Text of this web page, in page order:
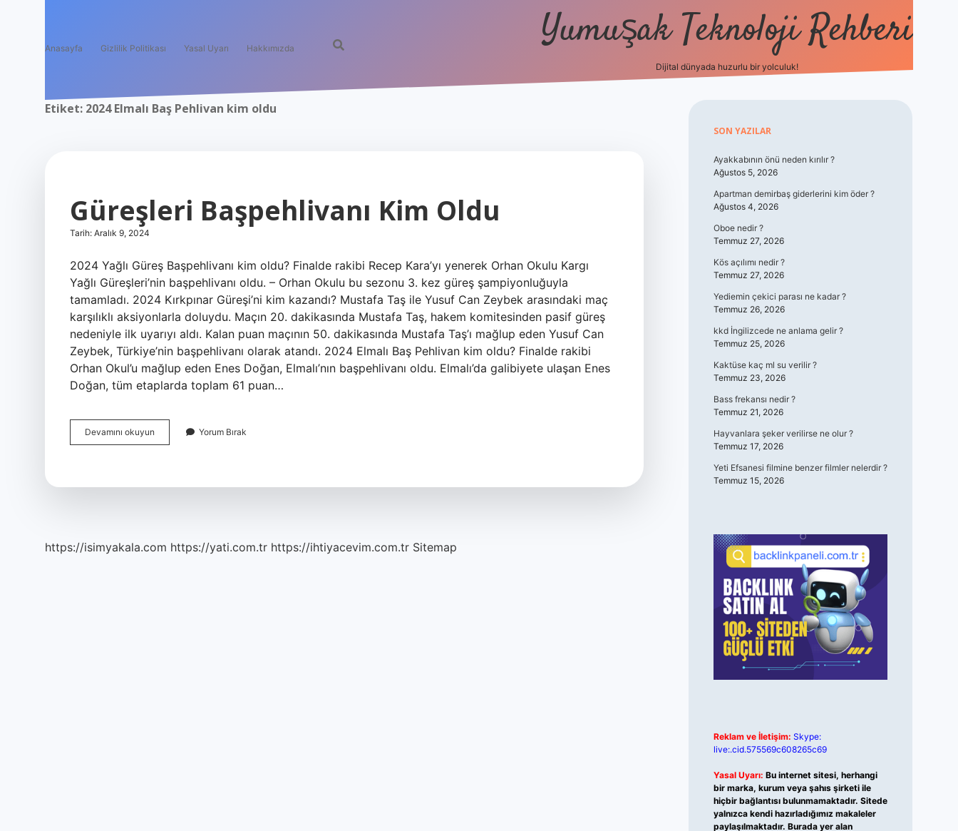
Anasayfa Gizlilik Politikası Yasal Uyarı Hakkımızda Yumuşak Teknoloji Rehberi
Dijital dünyada huzurlu bir yolculuk!
Etiket: 2024 Elmalı Baş Pehlivan kim oldu
Güreşleri Başpehlivanı Kim Oldu
Tarih: Aralık 9, 2024
2024 Yağlı Güreş Başpehlivanı kim oldu? Finalde rakibi Recep Kara’yı yenerek Orhan Okulu Kargı
Yağlı Güreşleri’nin başpehlivanı oldu. – Orhan Okulu bu sezonu 3. kez güreş şampiyonluğuyla
tamamladı. 2024 Kırkpınar Güreşi’ni kim kazandı? Mustafa Taş ile Yusuf Can Zeybek arasındaki maç
karşılıklı aksiyonlarla doluydu. Maçın 20. dakikasında Mustafa Taş, hakem komitesinden pasif güreş
nedeniyle ilk uyarıyı aldı. Kalan puan maçının 50. dakikasında Mustafa Taş’ı mağlup eden Yusuf Can
Zeybek, Türkiye’nin başpehlivanı olarak atandı. 2024 Elmalı Baş Pehlivan kim oldu? Finalde rakibi
Orhan Okul’u mağlup eden Enes Doğan, Elmalı’nın başpehlivanı oldu. Elmalı’da galibiyete ulaşan Enes
Doğan, tüm etaplarda toplam 61 puan…
Devamını okuyun Güreşleri
Başpehlivanı
Yorum Bırak
https://isimyakala.com https://yati.com.tr https://ihtiyacevim.com.tr Sitemap
Sidebar
SON YAZILAR
Ayakkabının önü neden kırılır ?
Ağustos 5, 2026
Apartman demirbaş giderlerini kim öder ?
Ağustos 4, 2026
Oboe nedir ?
Temmuz 27, 2026
Kös açılımı nedir ?
Temmuz 27, 2026
Yediemin çekici parası ne kadar ?
Temmuz 26, 2026
kkd İngilizcede ne anlama gelir ?
Temmuz 25, 2026
Kaktüse kaç ml su verilir ?
Temmuz 23, 2026
Bass frekansı nedir ?
Temmuz 21, 2026
Hayvanlara şeker verilirse ne olur ?
Temmuz 17, 2026
Yeti Efsanesi filmine benzer filmler nelerdir ?
Temmuz 15, 2026
Reklam ve İletişim: Skype:
live:.cid.575569c608265c69
Yasal Uyarı: Bu internet sitesi, herhangi
bir marka, kurum veya şahıs şirketi ile
hiçbir bağlantısı bulunmamaktadır. Sitede
yalnızca kendi hazırladığımız makaleler
paylaşılmaktadır. Burada yer alan